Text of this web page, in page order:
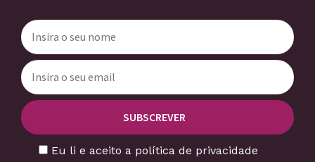
Eu li e aceito a política de privacidade